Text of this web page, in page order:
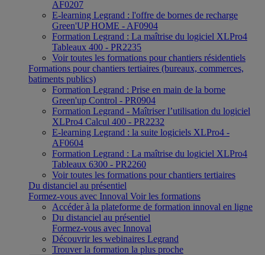
AF0207
E-learning Legrand : l'offre de bornes de recharge
Green'UP HOME - AF0904
Formation Legrand : La maîtrise du logiciel XLPro4
Tableaux 400 - PR2235
Voir toutes les formations pour chantiers résidentiels
Formations pour chantiers tertiaires (bureaux, commerces,
batiments publics)
Formation Legrand : Prise en main de la borne
Green'up Control - PR0904
Formation Legrand - Maîtriser l’utilisation du logiciel
XLPro4 Calcul 400 - PR2232
E-learning Legrand : la suite logiciels XLPro4 -
AF0604
Formation Legrand : La maîtrise du logiciel XLPro4
Tableaux 6300 - PR2260
Voir toutes les formations pour chantiers tertiaires
Du distanciel au présentiel
Formez-vous avec Innoval Voir les formations
Accéder à la plateforme de formation innoval en ligne
Du distanciel au présentiel
Formez-vous avec Innoval
Découvrir les webinaires Legrand
Trouver la formation la plus proche